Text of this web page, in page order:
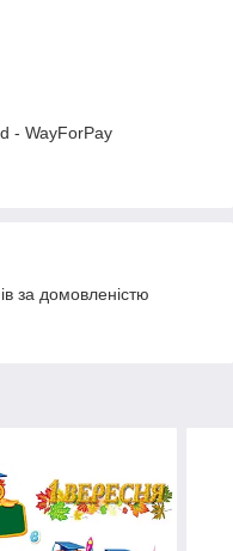
- WayForPay
за домовленістю